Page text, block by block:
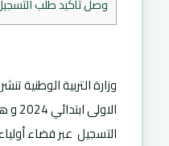
وصل تأكيد طلب
وزارة التربية الوطنية
التسجيل عبر فضاء